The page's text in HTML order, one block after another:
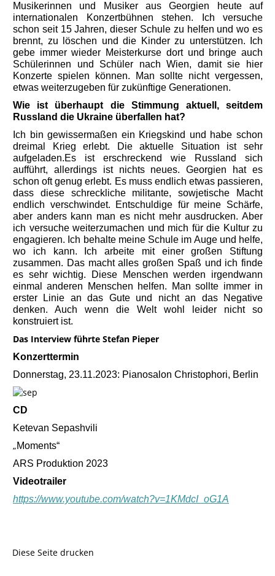
Musikerinnen und Musiker aus Georgien heute auf
internationalen Konzertbühnen stehen. Ich versuche
schon seit 15 Jahren, dieser Schule zu helfen und wo es
brennt, zu löschen und die Kinder zu unterstützen. Ich
gebe immer wieder Meisterkurse dort und bringe auch
Schülerinnen und Schüler nach Wien, damit sie hier
Konzerte spielen können. Man sollte nicht vergessen,
etwas weiterzugeben für zukünftige Generationen.
Wie ist überhaupt die Stimmung aktuell, seitdem
Russland die Ukraine überfallen hat?
Ich bin gewissermaßen ein Kriegskind und habe schon
dreimal Krieg erlebt. Die aktuelle Situation ist sehr
aufgeladen.Es ist erschreckend wie Russland sich
aufführt, allerdings ist nichts neues. Georgien hat es
schon oft genug erlebt. Es muss endlich etwas passieren,
dass diese schreckliche militante, sowjetische Macht
endlich verschwindet. Entschuldige für meine Schärfe,
aber anders kann man es nicht mehr ausdrucken. Aber
ich versuche weiterzumachen und mich für die Kultur zu
engagieren. Ich behalte meine Schule im Auge und helfe,
wo ich kann. Ich arbeite mit einer großen Stiftung
zusammen. Das macht alles großen Spaß und ich finde
es sehr wichtig. Diese Menschen werden irgendwann
einmal anderen Menschen helfen. Man sollte immer in
erster Linie an das Gute und nicht an das Negative
denken. Auch wenn die Welt wohl leider nicht so
konstruiert ist.
Das Interview führte Stefan Pieper
Konzerttermin
Donnerstag, 23.11.2023: Pianosalon Christophori, Berlin
CD
Ketevan Sepashvili
„Moments“
ARS Produktion 2023
Videotrailer
https://www.youtube.com/watch?v=1KMdcI_oG1A
Diese Seite drucken